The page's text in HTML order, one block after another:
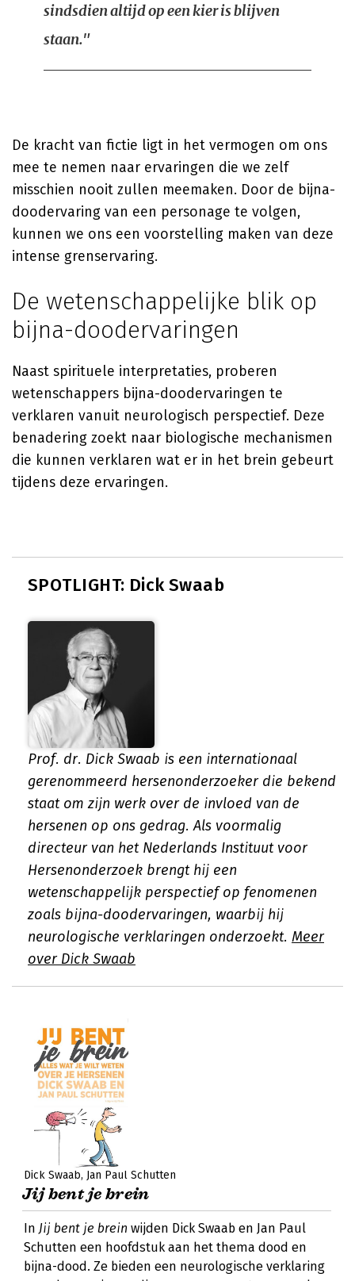
sindsdien altijd op een kier is blijven
staan."
De kracht van fictie ligt in het vermogen om ons
mee te nemen naar ervaringen die we zelf
misschien nooit zullen meemaken. Door de bijna-
doodervaring van een personage te volgen,
kunnen we ons een voorstelling maken van deze
intense grenservaring.
De wetenschappelijke blik op
bijna-doodervaringen
Naast spirituele interpretaties, proberen
wetenschappers bijna-doodervaringen te
verklaren vanuit neurologisch perspectief. Deze
benadering zoekt naar biologische mechanismen
die kunnen verklaren wat er in het brein gebeurt
tijdens deze ervaringen.
SPOTLIGHT: Dick Swaab
Prof. dr. Dick Swaab is een internationaal
gerenommeerd hersenonderzoeker die bekend
staat om zijn werk over de invloed van de
hersenen op ons gedrag. Als voormalig
directeur van het Nederlands Instituut voor
Hersenonderzoek brengt hij een
wetenschappelijk perspectief op fenomenen
zoals bijna-doodervaringen, waarbij hij
neurologische verklaringen onderzoekt. Meer
over Dick Swaab
Dick Swaab Jan Paul Schutten
Jij bent je brein
In Jij bent je brein wijden Dick Swaab en Jan Paul
Schutten een hoofdstuk aan het thema dood en
bijna-dood. Ze bieden een neurologische verklaring